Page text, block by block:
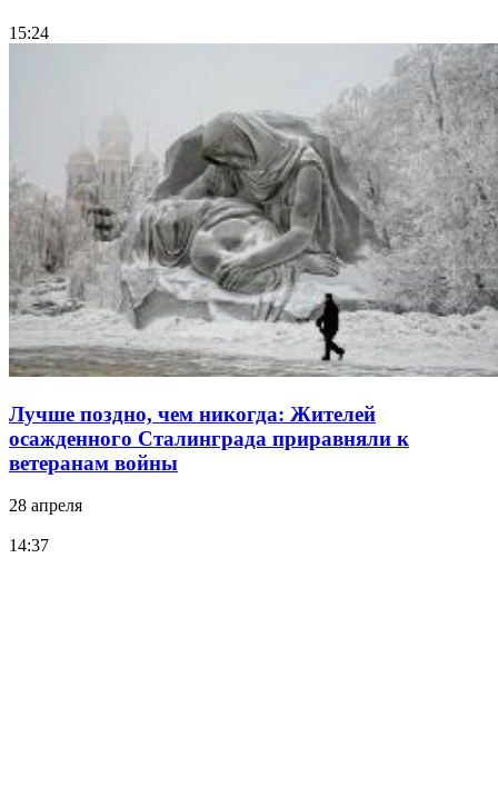
15:24
Лучше поздно, чем никогда: Жителей
осажденного Сталинграда приравняли к
ветеранам войны
28 апреля
14:37